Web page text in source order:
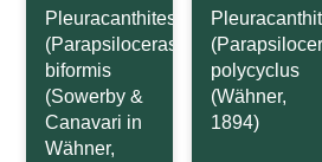
Pleuracanthites
(Parapsiloceras)
biformis
(Sowerby &
Canavari in
Wähner,
polycyclus
(Wähner,
1894)